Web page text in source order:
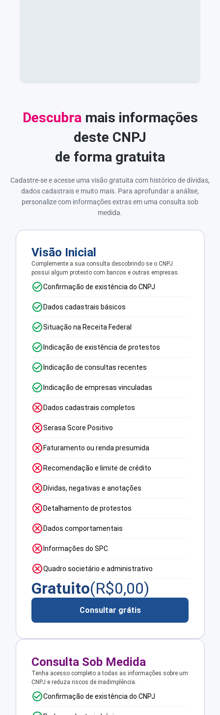
Descubra mais informações
deste CNPJ
de forma gratuita
Cadastre-se e acesse uma visão gratuita com histórico de dívidas,
dados cadastrais e muito mais. Para aprofundar a análise,
personalize com informações extras em uma consulta sob
medida.
Visão Inicial
Complemente a sua consulta descobrindo se o CNPJ
possui algum protesto com bancos e outras empresas.
Confirmação de existência do CNPJ
Dados cadastrais básicos
Situação na Receita Federal
Indicação de existência de protestos
Indicação de consultas recentes
Indicação de empresas vinculadas
Dados cadastrais completos
Serasa Score Positivo
Faturamento ou renda presumida
Recomendação e limite de crédito
Dívidas, negativas e anotações
Detalhamento de protestos
Dados comportamentais
Informações do SPC
Quadro societário e administrativo
Gratuito(R$0,00)
Consultar grátis
Consulta Sob Medida
Tenha acesso completo a todas as informações sobre um
CNPJ e reduza riscos de inadimplência.
Confirmação de existência do CNPJ